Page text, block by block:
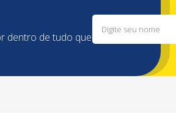
dentro de tudo que